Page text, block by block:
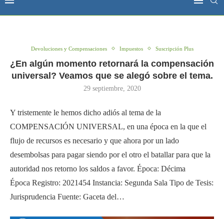
Devoluciones y Compensaciones Impuestos Suscripción Plus
¿En algún momento retornará la compensación
universal? Veamos que se alegó sobre el tema.
29 septiembre, 2020
Y tristemente le hemos dicho adiós al tema de la
COMPENSACIÓN UNIVERSAL, en una época en la que el
flujo de recursos es necesario y que ahora por un lado
desembolsas para pagar siendo por el otro el batallar para que la
autoridad nos retorno los saldos a favor. Época: Décima
Época Registro: 2021454 Instancia: Segunda Sala Tipo de Tesis:
Jurisprudencia Fuente: Gaceta del…